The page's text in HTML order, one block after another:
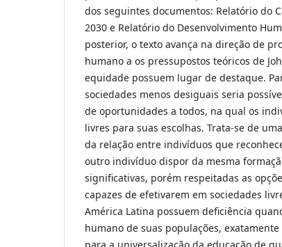
dos seguintes documentos: Relatório do
2030 e Relatório do Desenvolvimento
posterior, o texto avança na direção de
humano a os pressupostos teóricos de
equidade possuem lugar de destaque.
sociedades menos desiguais seria
de oportunidades a todos, na qual os
livres para suas escolhas. Trata-se de
da relação entre indivíduos que
outro indivíduo dispor da mesma
significativas, porém respeitadas as
capazes de efetivarem em sociedades
América Latina possuem deficiência
humano de suas populações,